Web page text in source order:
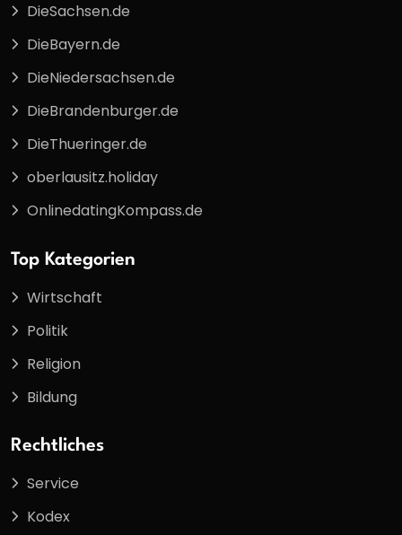
DieSachsen.de
DieBayern.de
DieNiedersachsen.de
DieBrandenburger.de
DieThueringer.de
oberlausitz.holiday
OnlinedatingKompass.de
Top Kategorien
Wirtschaft
Politik
Religion
Bildung
Rechtliches
Service
Kodex